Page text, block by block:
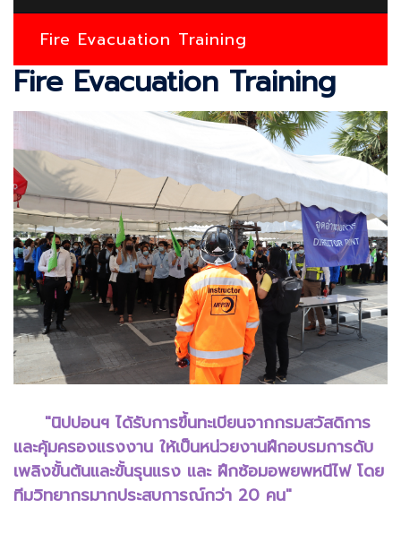
Fire Evacuation Training
Fire Evacuation Training
"นิปปอนฯ ได้รับการขึ้นทะเบียนจากกรมสวัสดิการ
และคุ้มครองแรงงาน ให้เป็นหน่วยงานฝึกอบรมการดับ
เพลิงขั้นต้นและขั้นรุนแรง และ ฝึกซ้อมอพยพหนีไฟ โดย
ทีมวิทยากรมากประสบการณ์กว่า 20 คน"